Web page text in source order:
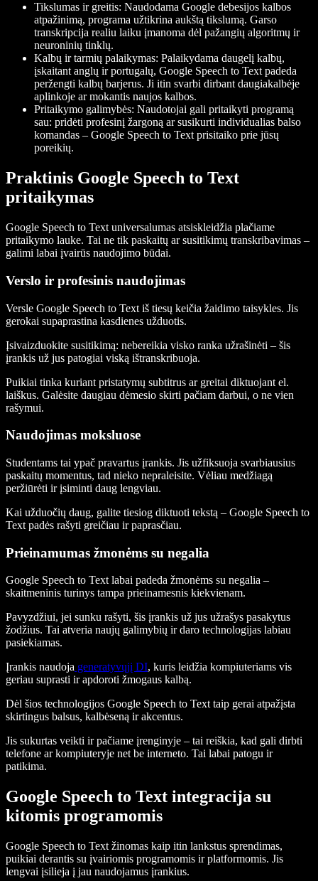
Tikslumas ir greitis: Naudodama Google debesijos kalbos
atpažinimą, programa užtikrina aukštą tikslumą. Garso
transkripcija realiu laiku įmanoma dėl pažangių algoritmų ir
neuroninių tinklų.
Kalbų ir tarmių palaikymas: Palaikydama daugelį kalbų,
įskaitant anglų ir portugalų, Google Speech to Text padeda
peržengti kalbų barjerus. Ji itin svarbi dirbant daugiakalbėje
aplinkoje ar mokantis naujos kalbos.
Pritaikymo galimybės: Naudotojai gali pritaikyti programą
sau: pridėti profesinį žargoną ar susikurti individualias balso
komandas – Google Speech to Text prisitaiko prie jūsų
poreikių.
Praktinis Google Speech to Text
pritaikymas
Google Speech to Text universalumas atsiskleidžia plačiame
pritaikymo lauke. Tai ne tik paskaitų ar susitikimų transkribavimas –
galimi labai įvairūs naudojimo būdai.
Verslo ir profesinis naudojimas
Versle Google Speech to Text iš tiesų keičia žaidimo taisykles. Jis
gerokai supaprastina kasdienes užduotis.
Įsivaizduokite susitikimą: nebereikia visko ranka užrašinėti – šis
įrankis už jus patogiai viską ištranskribuoja.
Puikiai tinka kuriant pristatymų subtitrus ar greitai diktuojant el.
laiškus. Galėsite daugiau dėmesio skirti pačiam darbui, o ne vien
rašymui.
Naudojimas moksluose
Studentams tai ypač pravartus įrankis. Jis užfiksuoja svarbiausius
paskaitų momentus, tad nieko nepraleisite. Vėliau medžiagą
peržiūrėti ir įsiminti daug lengviau.
Kai užduočių daug, galite tiesiog diktuoti tekstą – Google Speech to
Text padės rašyti greičiau ir paprasčiau.
Prieinamumas žmonėms su negalia
Google Speech to Text labai padeda žmonėms su negalia –
skaitmeninis turinys tampa prieinamesnis kiekvienam.
Pavyzdžiui, jei sunku rašyti, šis įrankis už jus užrašys pasakytus
žodžius. Tai atveria naujų galimybių ir daro technologijas labiau
pasiekiamas.
Įrankis naudoja generatyvųjį DI, kuris leidžia kompiuteriams vis
geriau suprasti ir apdoroti žmogaus kalbą.
Dėl šios technologijos Google Speech to Text taip gerai atpažįsta
skirtingus balsus, kalbėseną ir akcentus.
Jis sukurtas veikti ir pačiame įrenginyje – tai reiškia, kad gali dirbti
telefone ar kompiuteryje net be interneto. Tai labai patogu ir
patikima.
Google Speech to Text integracija su
kitomis programomis
Google Speech to Text žinomas kaip itin lankstus sprendimas,
puikiai derantis su įvairiomis programomis ir platformomis. Jis
lengvai įsilieja į jau naudojamus įrankius.